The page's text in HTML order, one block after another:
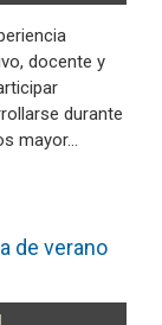
docente y
durante
mayor…
de verano